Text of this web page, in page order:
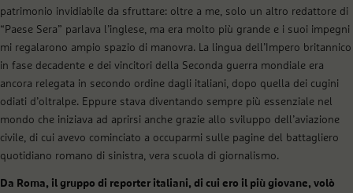
patrimonio invidiabile da sfruttare: oltre a me, solo un altro redattore di
“Paese Sera” parlava l’inglese, ma era molto più grande e i suoi impegni
mi regalarono ampio spazio di manovra. La lingua dell’Impero britannico
in fase decadente e dei vincitori della Seconda guerra mondiale era
ancora relegata in secondo ordine dagli italiani, dopo quella dei cugini
odiati d’oltralpe. Eppure stava diventando sempre più essenziale nel
mondo che iniziava ad aprirsi anche grazie allo sviluppo dell’aviazione
civile, di cui avevo cominciato a occuparmi sulle pagine del battagliero
quotidiano romano di sinistra, vera scuola di giornalismo.
Da Roma, il gruppo di reporter italiani, di cui ero il più giovane, volò